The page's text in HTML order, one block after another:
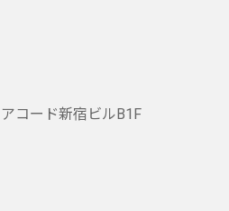
コード新宿ビルB1F